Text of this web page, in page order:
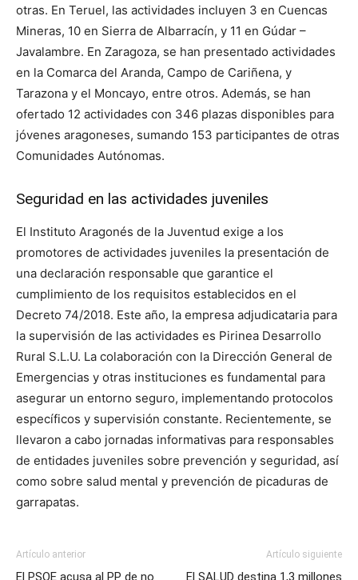
otras. En Teruel, las actividades incluyen 3 en Cuencas
Mineras, 10 en Sierra de Albarracín, y 11 en Gúdar –
Javalambre. En Zaragoza, se han presentado actividades
en la Comarca del Aranda, Campo de Cariñena, y
Tarazona y el Moncayo, entre otros. Además, se han
ofertado 12 actividades con 346 plazas disponibles para
jóvenes aragoneses, sumando 153 participantes de otras
Comunidades Autónomas.
Seguridad en las actividades juveniles
El Instituto Aragonés de la Juventud exige a los
promotores de actividades juveniles la presentación de
una declaración responsable que garantice el
cumplimiento de los requisitos establecidos en el
Decreto 74/2018. Este año, la empresa adjudicataria para
la supervisión de las actividades es Pirinea Desarrollo
Rural S.L.U. La colaboración con la Dirección General de
Emergencias y otras instituciones es fundamental para
asegurar un entorno seguro, implementando protocolos
específicos y supervisión constante. Recientemente, se
llevaron a cabo jornadas informativas para responsables
de entidades juveniles sobre prevención y seguridad, así
como sobre salud mental y prevención de picaduras de
garrapatas.
Artículo anterior Artículo siguiente